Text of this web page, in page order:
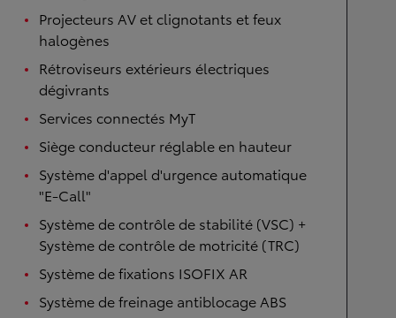
Projecteurs AV et clignotants et feux
halogènes
Rétroviseurs extérieurs électriques
dégivrants
Services connectés MyT
Siège conducteur réglable en hauteur
Système d'appel d'urgence automatique
"E-Call"
Système de contrôle de stabilité (VSC) +
Système de contrôle de motricité (TRC)
Système de fixations ISOFIX AR
Système de freinage antiblocage ABS